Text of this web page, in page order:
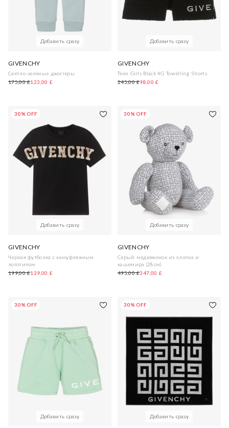
Добавить сразу
GIVENCHY
Светло-зеленые джоггеры
175,00 £123,00 £
Добавить сразу
GIVENCHY
Teen Girls Black 4G Towelling Shorts
245,00 £98,00 £
30% OFF
Добавить сразу
GIVENCHY
Черная футболка с камуфляжным
логотипом
199,00 £139,00 £
30% OFF
Добавить сразу
GIVENCHY
Серый медвежонок из хлопка и
кашемира (28см)
495,00 £347,00 £
30% OFF
Добавить сразу
30% OFF
Добавить сразу